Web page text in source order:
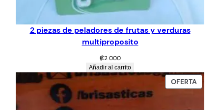
2 piezas de peladores de frutas y verduras
multiproposito
₡2 000
Añadir al carrito
OFERTA
EN